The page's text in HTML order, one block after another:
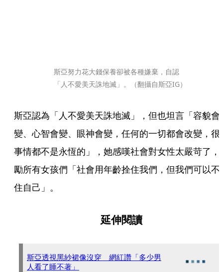
斯亞努力花大錢保養卻被各種嫌棄，自認
「人不愛美天誅地滅」。（翻攝自斯亞IG）
斯亞認為「人不愛美天誅地滅」，但也坦言「容貌會
變、心智會變、眼神會變，任何的一切都會改變，很
事情都不是永恆的」，她感嘆社會對女性太嚴苛了，
勵所有女孩們「社會用年齡拴住我們，但我們可以不
住自己」。
延伸閱讀
斯亞透視黑紗裙像沒穿 網紅讚「多少男
人看了睡不著」